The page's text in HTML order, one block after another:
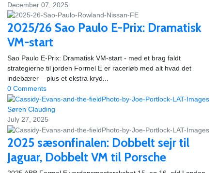
December 07, 2025
2025/26 Sao Paulo E-Prix: Dramatisk
VM-start
Sao Paulo E-Prix: Dramatisk VM-start - med et brag faldt
strategierne til jorden Formel E er racerløb med alt hvad det
indebærer – plus et ekstra kryd...
0 Comments
Søren Clauding
July 27, 2025
2025 sæsonfinalen: Dobbelt sejr til
Jaguar, Dobbelt VM til Porsche